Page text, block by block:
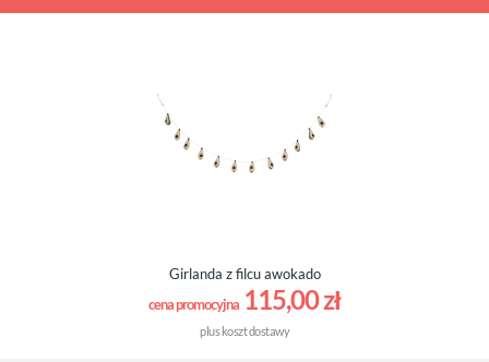
Girlanda z filcu awokado
cena promocyjna 115,00 zł
pluskoszt dostawy